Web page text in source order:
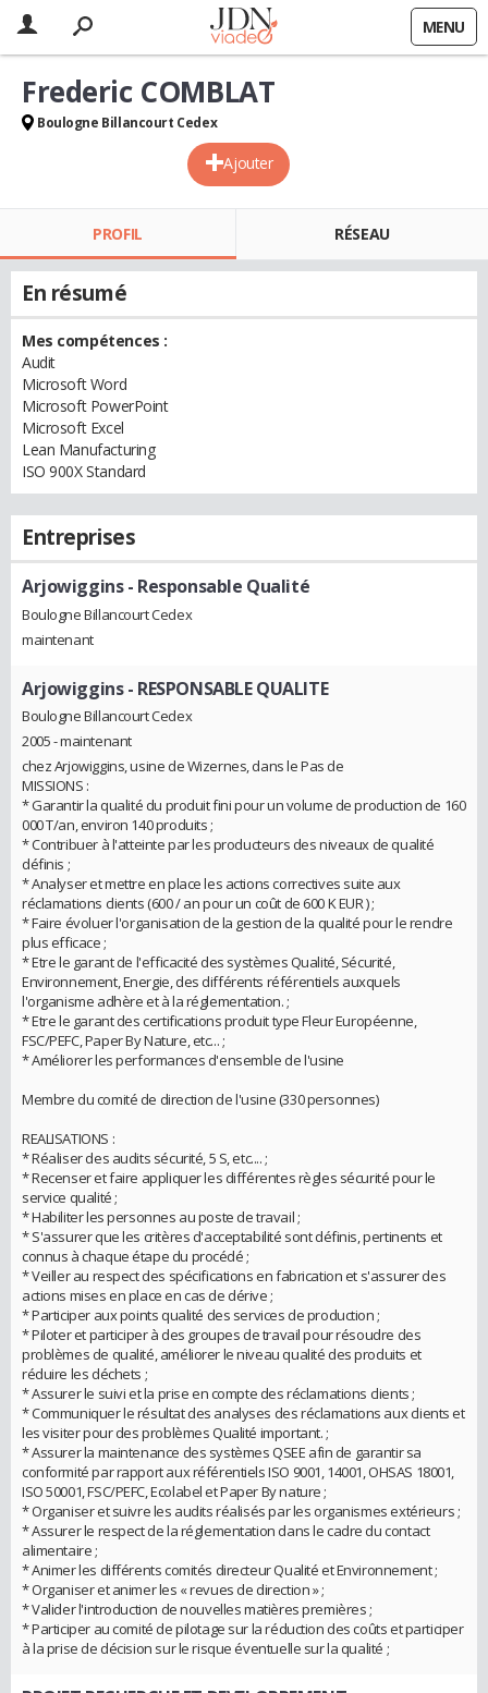
MENU
Ajouter
Frederic COMBLAT
Boulogne Billancourt Cedex
PROFIL RÉSEAU
En résumé
Mes compétences :
Audit
Microsoft Word
Microsoft PowerPoint
Microsoft Excel
Lean Manufacturing
ISO 900X Standard
Entreprises
Arjowiggins- Responsable Qualité
Boulogne Billancourt Cedex
maintenant
Arjowiggins- RESPONSABLE QUALITE
Boulogne Billancourt Cedex
2005 - maintenant
chez Arjowiggins, usine de Wizernes, dans le Pas de
MISSIONS :
* Garantir la qualité du produit fini pour un volume de production de 160
000 T/an, environ 140 produits ;
* Contribuer à l'atteinte par les producteurs des niveaux de qualité
définis ;
* Analyser et mettre en place les actions correctives suite aux
réclamations clients (600 / an pour un coût de 600 K EUR ) ;
* Faire évoluer l'organisation de la gestion de la qualité pour le rendre
plus efficace ;
* Etre le garant de l'efficacité des systèmes Qualité, Sécurité,
Environnement, Energie, des différents référentiels auxquels
l'organisme adhère et à la réglementation. ;
* Etre le garant des certifications produit type Fleur Européenne,
FSC/PEFC, Paper By Nature, etc... ;
* Améliorer les performances d'ensemble de l'usine
Membre du comité de direction de l'usine (330 personnes)
REALISATIONS :
* Réaliser des audits sécurité, 5 S, etc.... ;
* Recenser et faire appliquer les différentes règles sécurité pour le
service qualité ;
* Habiliter les personnes au poste de travail ;
* S'assurer que les critères d'acceptabilité sont définis, pertinents et
connus à chaque étape du procédé ;
* Veiller au respect des spécifications en fabrication et s'assurer des
actions mises en place en cas de dérive ;
* Participer aux points qualité des services de production ;
* Piloter et participer à des groupes de travail pour résoudre des
problèmes de qualité, améliorer le niveau qualité des produits et
réduire les déchets ;
* Assurer le suivi et la prise en compte des réclamations clients ;
* Communiquer le résultat des analyses des réclamations aux clients et
les visiter pour des problèmes Qualité important. ;
* Assurer la maintenance des systèmes QSEE afin de garantir sa
conformité par rapport aux référentiels ISO 9001, 14001, OHSAS 18001,
ISO 50001, FSC/PEFC, Ecolabel et Paper By nature ;
* Organiser et suivre les audits réalisés par les organismes extérieurs ;
* Assurer le respect de la réglementation dans le cadre du contact
alimentaire ;
* Animer les différents comités directeur Qualité et Environnement ;
* Organiser et animer les « revues de direction » ;
* Valider l'introduction de nouvelles matières premières ;
* Participer au comité de pilotage sur la réduction des coûts et participer
à la prise de décision sur le risque éventuelle sur la qualité ;